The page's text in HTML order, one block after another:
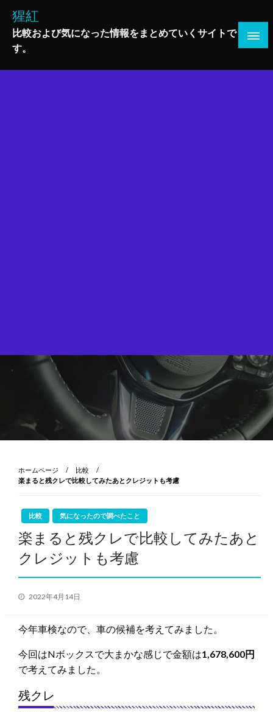
ツ
猩紅
比較および気になった情報をまとめていくサイトで
す。
ホームページ
比較
楽まると残クレで比較してみたあとクレジットも考慮
比較 気になったので調べたこと
楽まると残クレで比較してみたあと
クレジットも考慮
投
2022年4月14日
今年車検なので、車の候補を考えてみました。
今回はNボックスで大まかな感じで金額は1,678,600円
で考えてみました。
残クレ